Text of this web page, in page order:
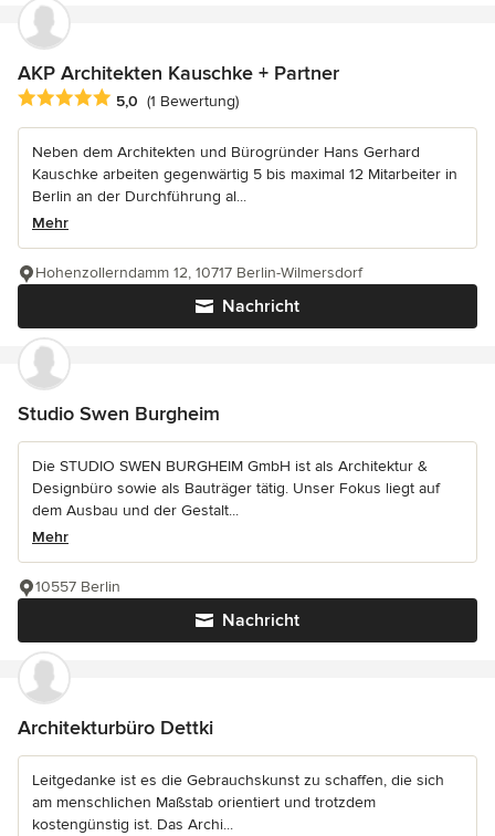
AKP Architekten Kauschke + Partner
Durchschnittliche Bewertung: 5 von 5 Sternen
5,0 (1 Bewertung)
Neben dem Architekten und Bürogründer Hans Gerhard
Kauschke arbeiten gegenwärtig 5 bis maximal 12 Mitarbeiter in
Berlin an der Durchführung al...
Mehr
Nachricht
Hohenzollerndamm 12, 10717 Berlin-Wilmersdorf
Studio Swen Burgheim
Die STUDIO SWEN BURGHEIM GmbH ist als Architektur &
Designbüro sowie als Bauträger tätig. Unser Fokus liegt auf
dem Ausbau und der Gestalt...
Mehr
Nachricht
10557 Berlin
Architekturbüro Dettki
Leitgedanke ist es die Gebrauchskunst zu schaffen, die sich
am menschlichen Maßstab orientiert und trotzdem
kostengünstig ist. Das Archi...